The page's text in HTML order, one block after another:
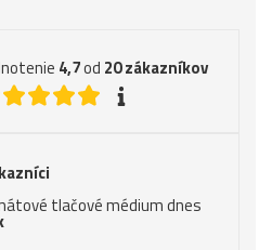
4,7od 20zákazníkov
tlačové médium dnes